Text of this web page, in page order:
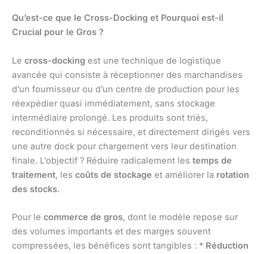
Qu’est-ce que le Cross-Docking et Pourquoi est-il
Crucial pour le Gros ?
Le cross-docking est une technique de logistique
avancée qui consiste à réceptionner des marchandises
d’un fournisseur ou d’un centre de production pour les
réexpédier quasi immédiatement, sans stockage
intermédiaire prolongé. Les produits sont triés,
reconditionnés si nécessaire, et directement dirigés vers
une autre dock pour chargement vers leur destination
finale. L’objectif ? Réduire radicalement les temps de
traitement, les coûts de stockage et améliorer la rotation
des stocks.
Pour le commerce de gros, dont le modèle repose sur
des volumes importants et des marges souvent
compressées, les bénéfices sont tangibles : * Réduction